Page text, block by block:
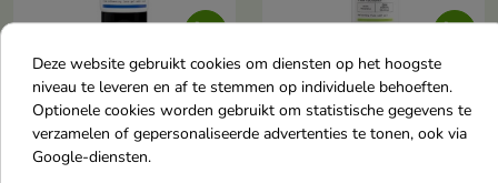
Bielenda Only For Men
OUTDOOR
CHALLENGE Peeling-
reinigingsgel voor het
Bielenda Only For Men
OUTDOOR
CHALLENGE
Deze website gebruikt cookies om diensten op het hoogste
niveau te leveren en af te stemmen op individuele behoeften.
Optionele cookies worden gebruikt om statistische gegevens te
verzamelen of gepersonaliseerde advertenties te tonen, ook via
Google-diensten.